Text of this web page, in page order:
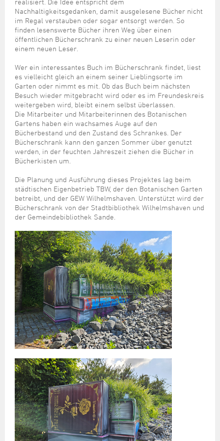
Umwelt-, Natur- und Klimaschutz
Verkehr und Mobilität
Wohnen, Bauen
Wahlen
Schule
Sterbefall
Studium
Wohnen und Verbrauchen
Formulare
Online-Terminvergabe
Politik & Verwaltung
Ratsinformationssystem
Städtische Dienststellen
Stadtrecht
Telefonverzeichnis
Wirtschaftsstruktur
Regionale Kooperationen
Unternehmensnachfolge
Unterstützung für ExistenzgründerInnen
Stadtarchiv
Stadtbibliothek
Volkshochschule
Weiterbildung
Stadt Wilhelmshaven
Unterkünfte
Kulturzentrum Pumpwerk
Maritime Meile
Museen und Ausstellungen
Sportangebot
Städtepartnerschaften
Stadtpark
Tag des offenen Denkmals
Veranstaltungsorte
Nachhaltigkeitsgedanken, damit ausgelesene Bücher nicht
im Regal verstauben oder sogar entsorgt werden. So
finden lesenswerte Bücher ihren Weg über einen
öffentlichen Bücherschrank zu einer neuen Leserin oder
einem neuen Leser.
Wer ein interessantes Buch im Bücherschrank findet, liest
es vielleicht gleich an einem seiner Lieblingsorte im
Garten oder nimmt es mit. Ob das Buch beim nächsten
Besuch wieder mitgebracht wird oder es im Freundeskreis
weitergeben wird, bleibt einem selbst überlassen.
Die Mitarbeiter und Mitarbeiterinnen des Botanischen
Gartens haben ein wachsames Auge auf den
Bücherbestand und den Zustand des Schrankes. Der
Bücherschrank kann den ganzen Sommer über genutzt
werden, in der feuchten Jahreszeit ziehen die Bücher in
Bücherkisten um.
Die Planung und Ausführung dieses Projektes lag beim
städtischen Eigenbetrieb TBW, der den Botanischen Garten
betreibt, und der GEW Wilhelmshaven. Unterstützt wird der
Bücherschrank von der Stadtbibliothek Wilhelmshaven und
der Gemeindebibliothek Sande.